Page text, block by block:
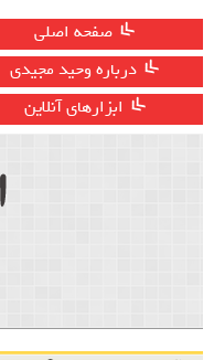
صفحه اصلی
درباره وحید مجیدی
ابزارهای آنلاین